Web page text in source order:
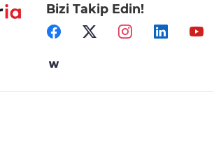
İnegöl'de Alanyurt Yüzme
çalışmalar tam gaz
Melikgazi'den ücretsiz yaz
Bizi Takip Edin!